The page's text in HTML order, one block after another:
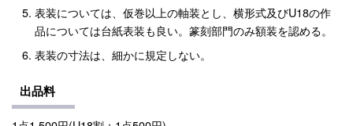
表装については、仮巻以上の軸装とし、横形式及びU18の作
品については台紙表装も良い。篆刻部門のみ額装を認める。
表装の寸法は、細かに規定しない。
出品料